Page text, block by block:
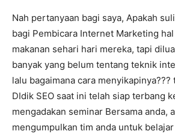
Nah pertanyaan bagi saya, Apakah
bagi Pembicara Internet Marketing
makanan sehari hari mereka, tapi
banyak yang belum tentang teknik
lalu bagaimana cara menyikapinya???
DIdik SEO saat ini telah siap terbang
mengadakan seminar Bersama anda,
mengumpulkan tim anda untuk